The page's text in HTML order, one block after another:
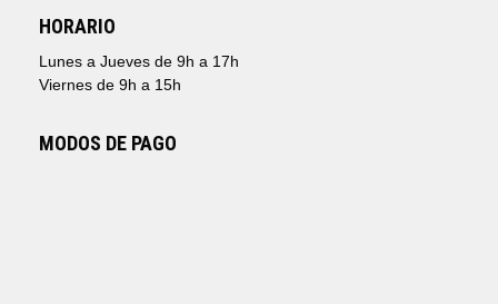
HORARIO
Lunes a Jueves de 9h a 17h
Viernes de 9h a 15h
MODOS DE PAGO